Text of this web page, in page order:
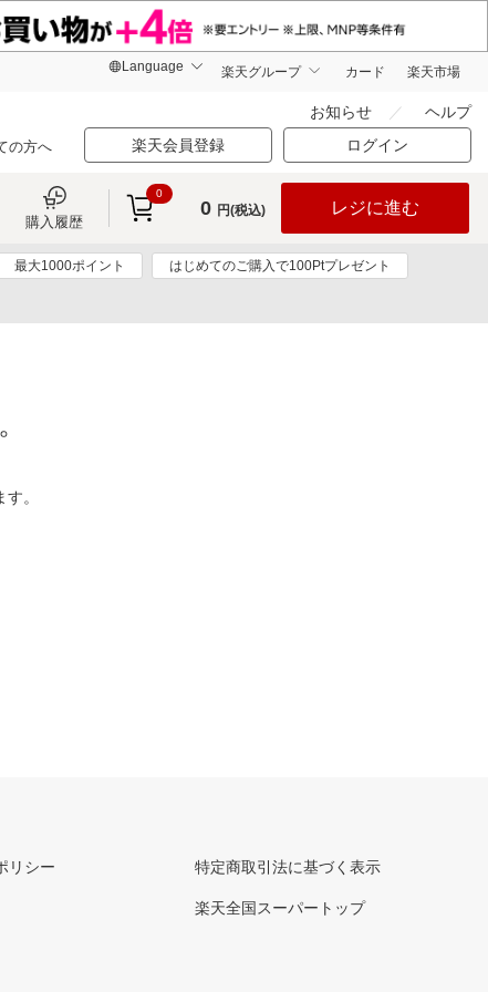
楽天グループ カード 楽天市場
お知らせ ヘルプ
の方へ 楽天会員登録 ログイン
購入履歴
0
0 円(税込) レジに進む
最大1000ポイント はじめてのご購入で100Ptプレゼント
。
リシー 特定商取引法に基づく表示
楽天全国スーパートップ